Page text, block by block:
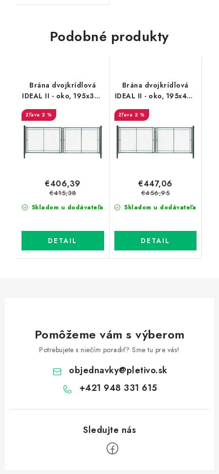
Podobné produkty
Brána dvojkrídlová
IDEAL II - oko, 195x304
cm, PVC, zelená
2 %
Skladom u dodávateľa
€406,39
€415,38
DETAIL
Brána dvojkrídlová
IDEAL II - oko, 195x400
cm, PVC, zelená
2 %
Skladom u dodávateľa
€447,06
€456,95
DETAIL
Pomôžeme vám s výberom
Potrebujete s niečím poradiť? Sme tu pre vás!
objednavky@pletivo.sk
+421 948 331 615